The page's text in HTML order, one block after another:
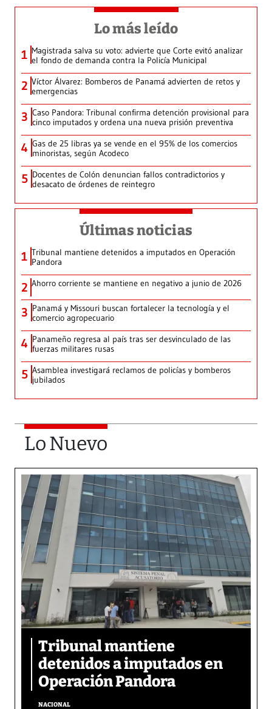
Lo más leído
1 Magistrada salva su voto: advierte que Corte evitó analizar
el fondo de demanda contra la Policía Municipal
2 Víctor Álvarez: Bomberos de Panamá advierten de retos y
emergencias
3 Caso Pandora: Tribunal confirma detención provisional para
cinco imputados y ordena una nueva prisión preventiva
4 Gas de 25 libras ya se vende en el 95% de los comercios
minoristas, según Acodeco
5 Docentes de Colón denuncian fallos contradictorios y
desacato de órdenes de reintegro
Últimas noticias
1 Tribunal mantiene detenidos a imputados en Operación
Pandora
2 Ahorro corriente se mantiene en negativo a junio de 2026
3 Panamá y Missouri buscan fortalecer la tecnología y el
comercio agropecuario
4 Panameño regresa al país tras ser desvinculado de las
fuerzas militares rusas
5 Asamblea investigará reclamos de policías y bomberos
jubilados
Lo Nuevo
Tribunal mantiene
detenidos a imputados en
Operación Pandora
NACIONAL